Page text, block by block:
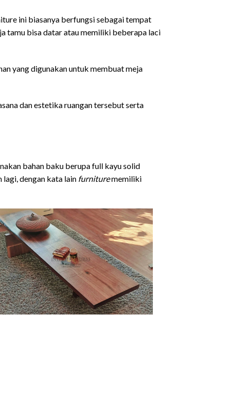
ini biasanya berfungsi sebagai tempat
tamu bisa datar atau memiliki beberapa laci
yang digunakan untuk membuat meja
dan estetika ruangan tersebut serta
bahan baku berupa full kayu solid
dengan kata lain furniturememiliki